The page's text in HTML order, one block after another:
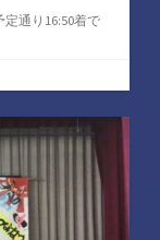
定通り16:50着で